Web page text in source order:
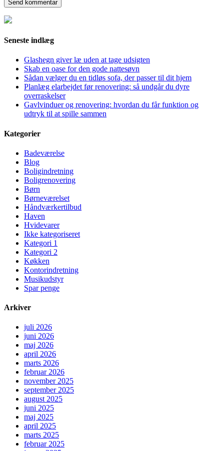
Seneste indlæg
Glashegn giver læ uden at tage udsigten
Skab en oase for den gode nattesøvn
Sådan vælger du en tidløs sofa, der passer til dit hjem
Planlæg elarbejdet før renovering: så undgår du dyre
overraskelser
Gavlvinduer og renovering: hvordan du får funktion og
udtryk til at spille sammen
Kategorier
Badeværelse
Blog
Boligindretning
Boligrenovering
Børn
Børneværelset
Håndværkertilbud
Haven
Hvidevarer
Ikke kategoriseret
Kategori 1
Kategori 2
Køkken
Kontorindretning
Musikudstyr
Spar penge
Arkiver
juli 2026
juni 2026
maj 2026
april 2026
marts 2026
februar 2026
november 2025
september 2025
august 2025
juni 2025
maj 2025
april 2025
marts 2025
februar 2025